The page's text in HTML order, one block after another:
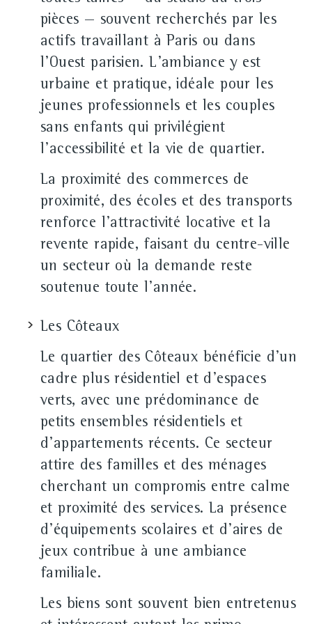
pièces — souvent recherchés par les
actifs travaillant à Paris ou dans
l'Ouest parisien. L'ambiance y est
urbaine et pratique, idéale pour les
jeunes professionnels et les couples
sans enfants qui privilégient
l'accessibilité et la vie de quartier.
La proximité des commerces de
proximité, des écoles et des transports
renforce l'attractivité locative et la
revente rapide, faisant du centre-ville
un secteur où la demande reste
soutenue toute l'année.
Les Côteaux
Le quartier des Côteaux bénéficie d'un
cadre plus résidentiel et d'espaces
verts, avec une prédominance de
petits ensembles résidentiels et
d'appartements récents. Ce secteur
attire des familles et des ménages
cherchant un compromis entre calme
et proximité des services. La présence
d'équipements scolaires et d'aires de
jeux contribue à une ambiance
familiale.
Les biens sont souvent bien entretenus